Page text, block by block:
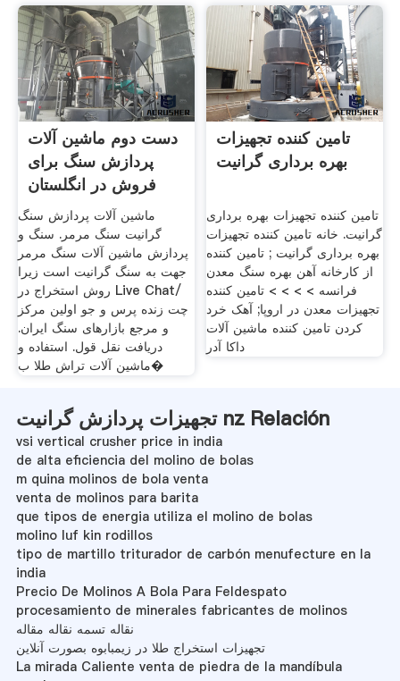
دست دوم ماشین آلات
پردازش سنگ برای
فروش در انگلستان
ماشین آلات پردازش سنگ
گرانیت سنگ مرمر. سنگ و
پردازش ماشین آلات سنگ مرمر
جهت به سنگ گرانیت است زیرا
روش استخراج در Live Chat/
چت زنده پرس و جو اولین مرکز
و مرجع بازارهای سنگ ایران.
دریافت نقل قول. استفاده و
ماشین آلات تراش طلا ب�
تامین کننده تجهیزات
بهره برداری گرانیت
تامین کننده تجهیزات بهره برداری
گرانیت. خانه تامین کننده تجهیزات
بهره برداری گرانیت ; تامین کننده
از کارخانه آهن بهره سنگ معدن
فرانسه > > > > تامین کننده
تجهیزات معدن در اروپا; آهک خرد
کردن تامین کننده ماشین آلات
داکا آدر
تجهیزات پردازش گرانیت nz Relación
vsi vertical crusher price in india
de alta eficiencia del molino de bolas
m quina molinos de bola venta
venta de molinos para barita
que tipos de energia utiliza el molino de bolas
molino luf kin rodillos
tipo de martillo triturador de carbón menufecture en la
india
Precio De Molinos A Bola Para Feldespato
procesamiento de minerales fabricantes de molinos
نقاله تسمه نقاله مقاله
تجهیزات استخراج طلا در زیمبابوه بصورت آنلاین
La mirada Caliente venta de piedra de la mandíbula